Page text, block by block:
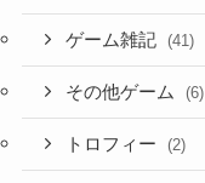
ゲーム雑記 (41)
その他ゲーム (6)
トロフィー (2)